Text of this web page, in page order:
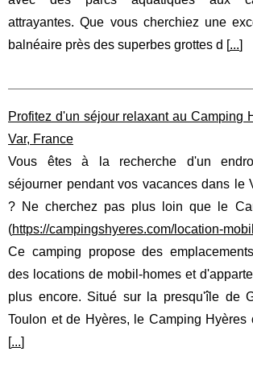
attrayantes. Que vous cherchiez une
balnéaire près des superbes grottes d [...]
Profitez d'un séjour relaxant au Camping
Var, France
Vous êtes à la recherche d'un
séjourner pendant vos vacances dans le
? Ne cherchez pas plus loin que le
(https://campingshyeres.com/location-
Ce camping propose des
des locations de mobil-homes et
plus encore. Situé sur la presqu'île de
Toulon et de Hyères, le Camping Hyères
[...]